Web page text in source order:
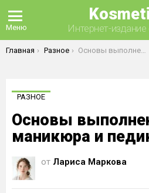
Меню Интернет-
Вы здесь:
Главная Разное Основы выполнения маникюра и педикюра
РАЗНОЕ
Основы
маникюра и
от Лариса Маркова